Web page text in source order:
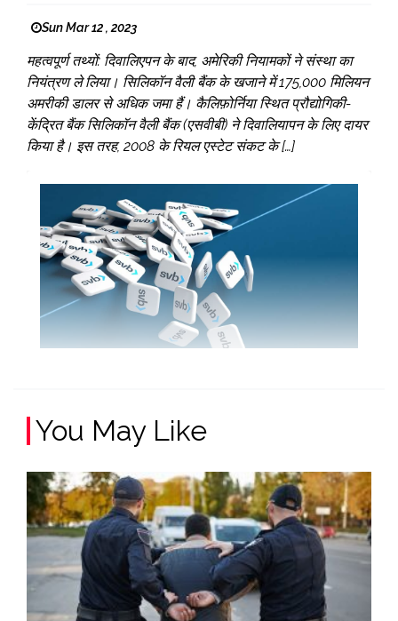
Sun Mar 12 , 2023
महत्वपूर्ण तथ्यों: दिवालिएपन के बाद, अमेरिकी नियामकों ने संस्था का
नियंत्रण ले लिया। सिलिकॉन वैली बैंक के खजाने में 175,000 मिलियन
अमरीकी डालर से अधिक जमा हैं। कैलिफ़ोर्निया स्थित प्रौद्योगिकी-
केंद्रित बैंक सिलिकॉन वैली बैंक (एसवीबी) ने दिवालियापन के लिए दायर
किया है। इस तरह, 2008 के रियल एस्टेट संकट के […]
You May Like